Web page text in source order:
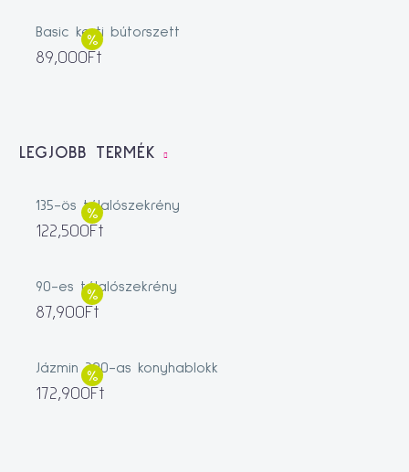
Basic kerti bútorszett
89,000Ft
LEGJOBB TERMÉK
135-ös tálalószekrény
122,500Ft
90-es tálalószekrény
87,900Ft
Jázmin 200-as konyhablokk
172,900Ft